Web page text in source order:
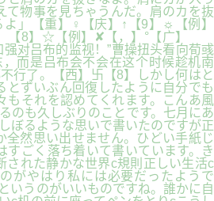
て物事を見ちゃうんだ。肩のカを抜
よ」【重】♀【庆】↑【9】☼【例】
【8】☆【例】✘【，】°【广】
对吕布的监视！”曹操扭头看向荀彧
而是吕布会不会在这个时候趁机南
行了。【西】卐【8】しかし何はと
とずいぶん回復したように自分でも
もそれを認めてくれます。こんあ風
のも久しぶりのことです。七月にあ
ぼるような思いで書いたのですが正
全然思い出せません。ひどい手紙じ
すごく落ち着いて書いています。き
された静かな世界c規則正しい生活c
がやはり私には必要だったようで
いうのがいいものですね。誰かに自